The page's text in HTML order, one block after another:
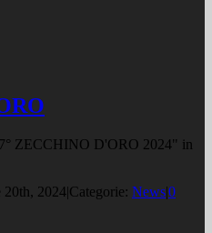
ZECCHINO D'ORO 2024" in
20th, 2024|Categorie: News|0